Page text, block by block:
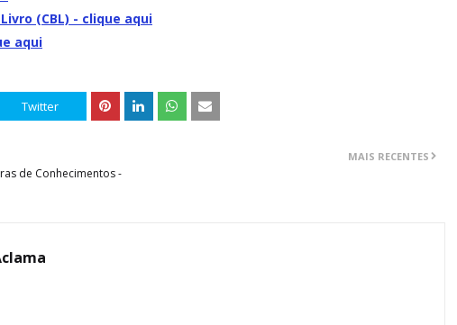
(CBL) - clique aqui
aqui
Twitter
MAIS RECENTES
de Conhecimentos -